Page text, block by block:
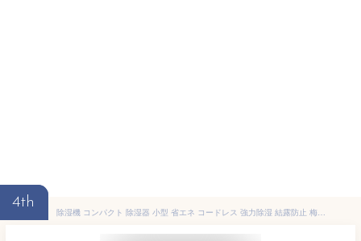
4th
除湿機 コンパクト 除湿器 小型 省エネ コードレス 強力除湿 結露防止 梅雨対策 カビ防止 部屋干し 消臭 脱臭 軽量 静音作業 無電源で使える 繰り返し使用 水捨て不要 お風呂場 台所 書棚 オフィス おしゃれ